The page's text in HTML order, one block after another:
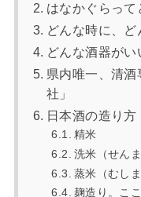
はなかぐらって
どんな時に、
どんな酒器がい
県内唯一、清
社」
日本酒の造り方
精米
洗米（せん
蒸米（むし
麹造り。こ